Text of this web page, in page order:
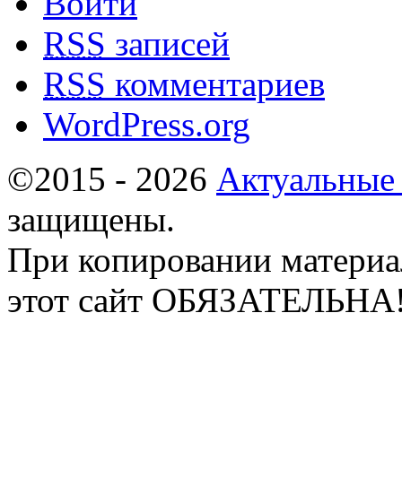
RSS записей
RSS комментариев
WordPress.org
©2015 - 2026
защищены.
При копировании
этот сайт